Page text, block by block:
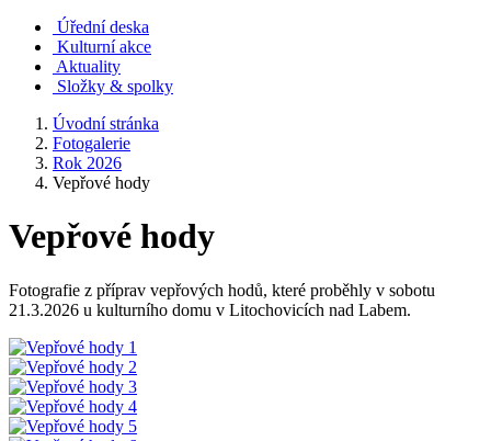
Úřední deska
Kulturní akce
Aktuality
Složky & spolky
Úvodní stránka
Fotogalerie
Rok 2026
Vepřové hody
Vepřové hody
Fotografie z příprav vepřových hodů, které proběhly v sobotu
21.3.2026 u kulturního domu v Litochovicích nad Labem.